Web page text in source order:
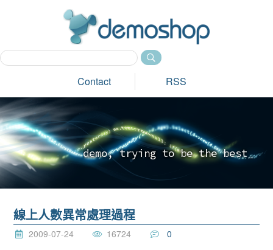
Contact RSS
demo, tryi ng to be the best_
線上人數異常處理過程
2009-07-24 16724 0